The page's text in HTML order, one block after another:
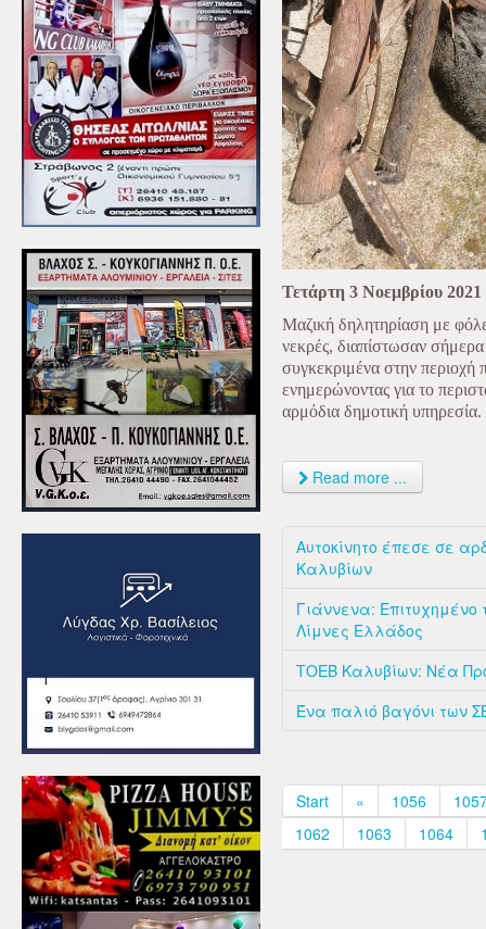
Τετάρτη 3 Νοεμβρίου 2021
Μαζική δηλητηρίαση με
νεκρές, διαπίστωσαν
συγκεκριμένα στην περιοχή
ενημερώνοντας για το
αρμόδια δημοτική υπηρεσία.
Read more ...
Αυτοκίνητο έπεσε σε
Καλυβίων
Γιάννενα: Επιτυχημένο
Λίμνες Ελλάδος
ΤΟΕΒ Καλυβίων: Νέα
Ένα παλιό βαγόνι των
Start « 1056
1062
1063 1064